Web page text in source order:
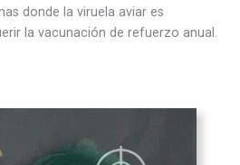
donde la viruela aviar es
la vacunación de refuerzo anual.